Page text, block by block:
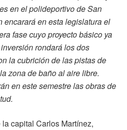
en el polideportivo de San
encarará en esta legislatura el
fase cuyo proyecto básico ya
rondará los dos
la cubrición de las pistas de
zona de baño al aire libre.
en este semestre las obras de
capital Carlos Martínez,